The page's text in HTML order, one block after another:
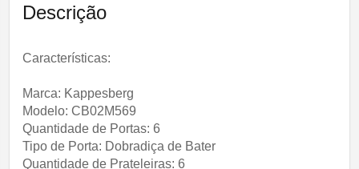
Descrição
Características:
Marca: Kappesberg
Modelo: CB02M569
Quantidade de Portas: 6
Tipo de Porta: Dobradiça de Bater
Quantidade de Prateleiras: 6